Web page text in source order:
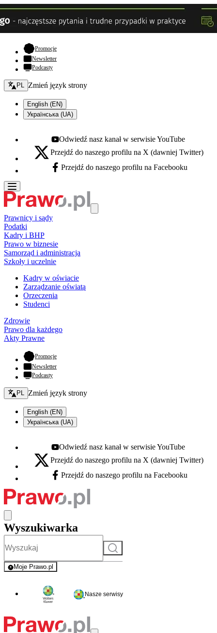
Promocje- otwiera się w nowej karcie
Newsletter
Podcasty
Zmień język - bieżący:
PL Zmień język strony
English (EN)
Українська (UA)
Youtube - otwiera się w nowej karcie
Odwiedź nasz kanał w serwisie YouTube
X - otwiera się w nowej karcie
Przejdź do naszego profilu na X (dawniej Twitter)
Facebook - otwiera się w nowej karcie
Przejdź do naszego profilu na Facebooku
Prawnicy i sądy
Podatki
Kadry i BHP
Prawo w biznesie
Samorząd i administracja
Szkoły i uczelnie
Kadry w oświacie
Zarządzanie oświatą
Orzeczenia
Studenci
Zdrowie
Prawo dla każdego
Akty Prawne
Promocje- otwiera się w nowej karcie
Newsletter
Podcasty
Zmień język - bieżący:
PL Zmień język strony
English (EN)
Українська (UA)
Youtube - otwiera się w nowej karcie
Odwiedź nasz kanał w serwisie YouTube
X - otwiera się w nowej karcie
Przejdź do naszego profilu na X (dawniej Twitter)
Facebook - otwiera się w nowej karcie
Przejdź do naszego profilu na Facebooku
Wyszukiwarka
Szukaj
Moje Prawo.pl
- rejestracja i logowanie do serwisu
Nasze serwisy